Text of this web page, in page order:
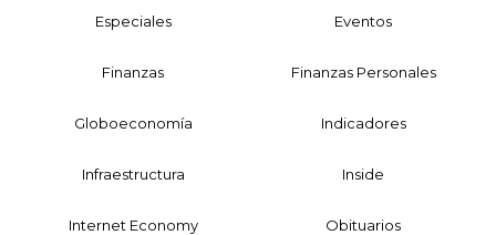
Especiales Eventos
Finanzas Finanzas Personales
Globoeconomía Indicadores
Infraestructura Inside
Internet Economy Obituarios